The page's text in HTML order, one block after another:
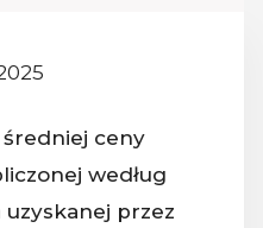
ceny
według
przez